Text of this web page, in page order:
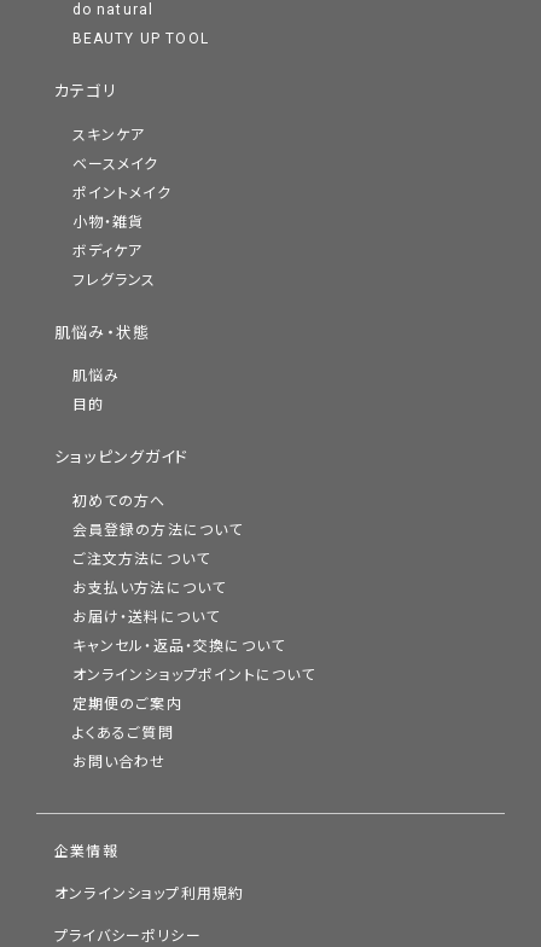
do natural
BEAUTY UP TOOL
カテゴリ
スキンケア
ベースメイク
ポイントメイク
小物・雑貨
ボディケア
フレグランス
肌悩み・状態
肌悩み
目的
ショッピングガイド
初めての方へ
会員登録の方法について
ご注文方法について
お支払い方法について
お届け・送料について
キャンセル・返品・交換について
オンラインショップポイントについて
定期便のご案内
よくあるご質問
お問い合わせ
企業情報
オンラインショップ利用規約
プライバシーポリシー